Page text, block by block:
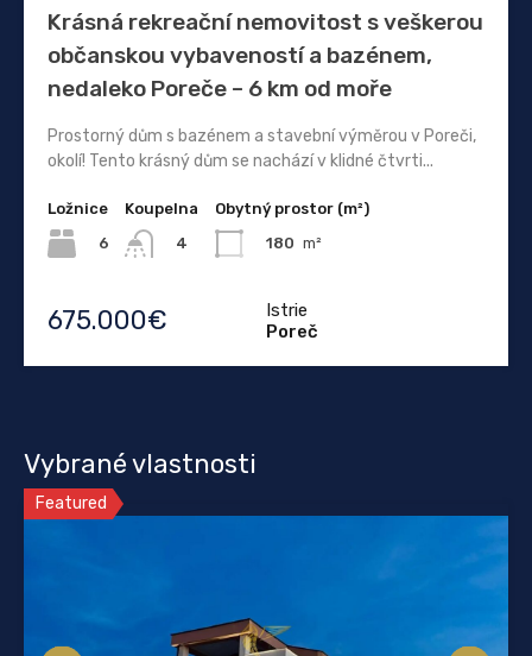
Krásná rekreační nemovitost s veškerou
občanskou vybaveností a bazénem, ​​
nedaleko Poreče – 6 km od moře
Prostorný dům s bazénem a stavební výměrou v Poreči,
okolí! Tento krásný dům se nachází v klidné čtvrti...
Ložnice
6
Koupelna
4
Obytný prostor (m²)
180 m²
675.000€
Istrie
Poreč
Vybrané vlastnosti
Featured